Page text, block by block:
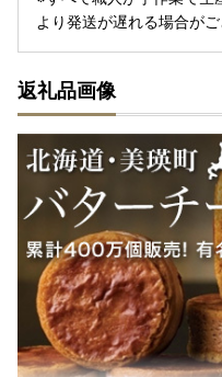
より発送が遅れる場合が
返礼品画像